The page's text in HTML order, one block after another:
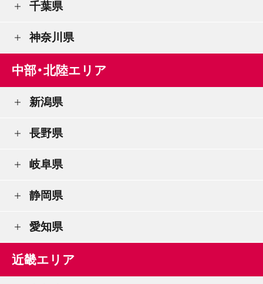
千葉県
神奈川県
中部・北陸エリア
新潟県
長野県
岐阜県
静岡県
愛知県
近畿エリア